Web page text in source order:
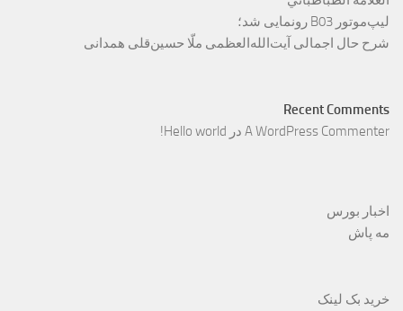
لیپ‌موتور B03 رونمایی شد؛
شرح حال اجمالی آیت‌الله‌العظمی ملّا حسین‌قلی همدانی
Recent Comments
A WordPress Commenter در Hello world!
اخبار بورس
مه پاش
خرید بک لینک